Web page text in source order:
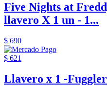
Five Nights at
llavero X 1 un - 1...
$ 690
$ 621
Llavero x 1 -Fuggler